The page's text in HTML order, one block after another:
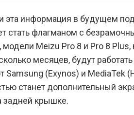
эта информация в будущем
стать флагманом с
Meizu Pro 8 и Pro 8 Plus,
месяцев, будут
Samsung (Exynos) и MediaTek
станет дополнительный
задней крышке.